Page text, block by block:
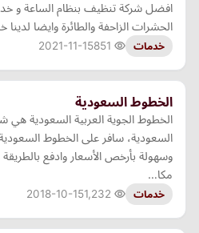
افضل شركة تنظيف بنظام الساعة و
الحشرات الزاحفة والطائرة وايضا
خدمات 2021-11-15
الخطوط السعودية
الخطوط الجوية العربية السعودية هي
السعودية، سافر على الخطوط السعودية
وسهولة بأرخص الأسعار وادفع
مكا…
خدمات 2018-10-15